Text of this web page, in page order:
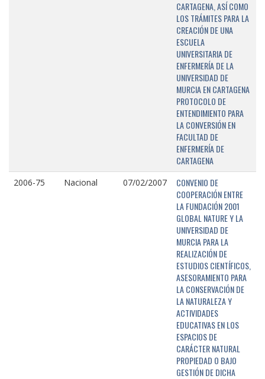
CARTAGENA, ASÍ COMO
LOS TRÁMITES PARA LA
CREACIÓN DE UNA
ESCUELA
UNIVERSITARIA DE
ENFERMERÍA DE LA
UNIVERSIDAD DE
MURCIA EN CARTAGENA
PROTOCOLO DE
ENTENDIMIENTO PARA
LA CONVERSIÓN EN
FACULTAD DE
ENFERMERÍA DE
CARTAGENA
2006-75 Nacional 07/02/2007
CONVENIO DE
COOPERACIÓN ENTRE
LA FUNDACIÓN 2001
GLOBAL NATURE Y LA
UNIVERSIDAD DE
MURCIA PARA LA
REALIZACIÓN DE
ESTUDIOS CIENTÍFICOS,
ASESORAMIENTO PARA
LA CONSERVACIÓN DE
LA NATURALEZA Y
ACTIVIDADES
EDUCATIVAS EN LOS
ESPACIOS DE
CARÁCTER NATURAL
PROPIEDAD O BAJO
GESTIÓN DE DICHA